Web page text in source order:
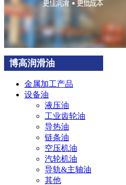
博高润滑油
金属加工产品
设备油
液压油
工业齿轮油
导热油
链条油
空压机油
汽轮机油
导轨&主轴油
其他